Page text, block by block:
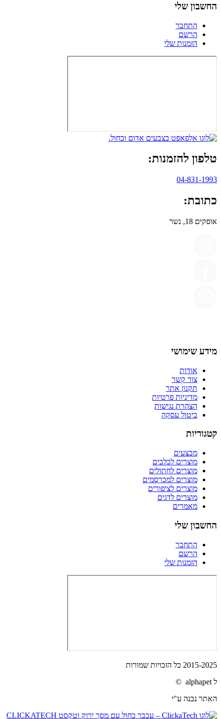
החשבון שלי
התחבר
הרשם
הזמנות שלי
טלפון להזמנות:
04-831-1993
כתובת:
אופקים 18, נשר
מידע שימושי
אודות
צור קשר
תקנון אתר
מדיניות פרטיות
הצהרת נגישות
ביטול עסקה
קטגוריות
מבצעים
מוצרים לכלבים
מוצרים לחתולים
מוצרים למכרסמים
מוצרים לציפורים
מוצרים לדגים
מאמרים
החשבון שלי
התחבר
הרשם
הזמנות שלי
2015-2025 כל הזכויות שמורות
ל alphapet ©
האתר נבנה ע"י